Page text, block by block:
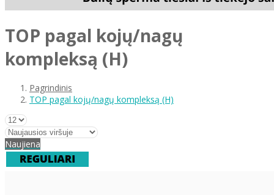
TOP pagal kojų/nagų
kompleksą (H)
Pagrindinis
TOP pagal kojų/nagų kompleksą (H)
Naujiena